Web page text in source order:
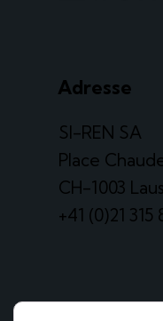
Adresse
SI-REN SA
Place
CH-1003
+41 (0)21 315